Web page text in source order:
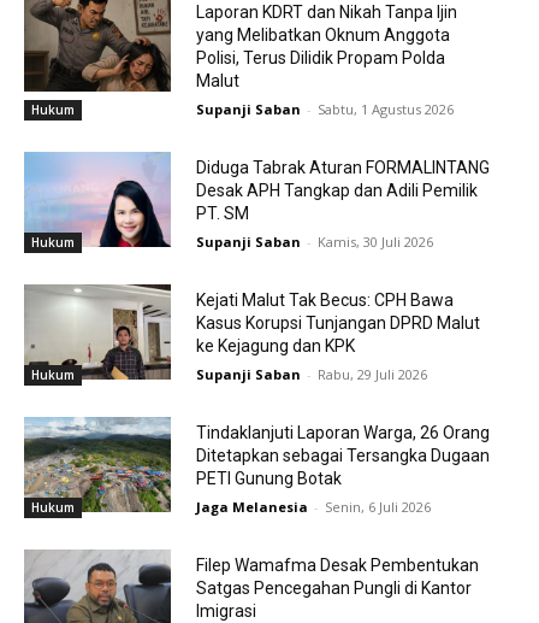
Hukum
Laporan KDRT dan Nikah Tanpa Ijin
yang Melibatkan Oknum Anggota
Polisi, Terus Dilidik Propam Polda
Malut
Supanji Saban - Sabtu, 1 Agustus 2026
Hukum
Diduga Tabrak Aturan FORMALINTANG
Desak APH Tangkap dan Adili Pemilik
PT. SM
Supanji Saban - Kamis, 30 Juli 2026
Hukum
Kejati Malut Tak Becus: CPH Bawa
Kasus Korupsi Tunjangan DPRD Malut
ke Kejagung dan KPK
Supanji Saban - Rabu, 29 Juli 2026
Hukum
Tindaklanjuti Laporan Warga, 26 Orang
Ditetapkan sebagai Tersangka Dugaan
PETI Gunung Botak
Jaga Melanesia - Senin, 6 Juli 2026
Filep Wamafma Desak Pembentukan
Satgas Pencegahan Pungli di Kantor
Imigrasi